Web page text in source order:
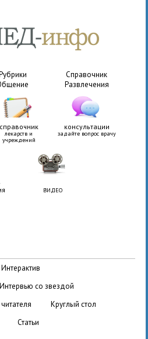
Справочник
Развлечения
справочник
лекарств и
учреждений
консультации
задайте вопрос врачу
ВИДЕО
интерактив
интервью со звездой
читателя
круглый стол
статьи